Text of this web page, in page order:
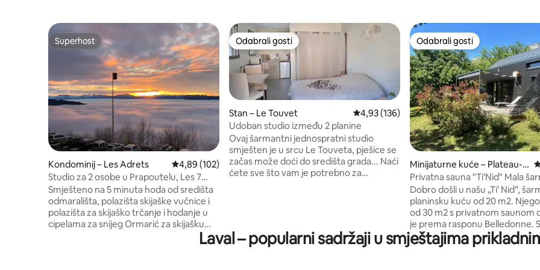
Superhost
Superhost
Kondominij – Les Adrets Prosječna ocjena: 4,89/5, recenzija: 102
4,89 (102)
Studio za 2 osobe u Prapoutelu, Les 7
Laux
Smješteno na 5 minuta hoda od središta
odmarališta, polazišta skijaške vučnice i
polazišta za skijaško trčanje i hodanje u
cipelama za snijeg Ormarić za skijašku
opremu Predivan pogled na dolinu Stan
Odabrali gosti
Odabrali gosti
Stan – Le Touvet Prosječna ocjena: 4,93/5, recenzija: 136
4,93 (136)
Udoban studio između 2 planine
Ovaj šarmantni jednospratni studio
smješten je u srcu Le Touveta, pješice se
začas može doći do središta grada... Naći
ćete sve što vam je potrebno za
planinske lance Belledonnes i
Chartreuse! (šetnje, planinarenje,
Odabrali gosti
Odabrali gosti
Minijaturne kuće – Plateau-d
es-Petites-Roches
Privatna sauna "Ti'Nid" Mala šarmantna
brvnara
Dobro došli u našu „Ti' Nid”,
planinsku kuću od 20 m2.
od 30 m2 s privatnom saunom
je prema rasponu Belledonne. Smješten
na visoravni Plateau des
srcu parka Parc de Chartreuse
Laval – popularni sadržaji u smještajima